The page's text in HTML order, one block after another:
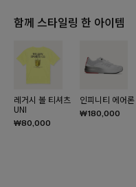
함께 스타일링 한 아이템
레거시 볼 티셔츠
UNI
₩80,000
인피니티 에어론
₩180,000